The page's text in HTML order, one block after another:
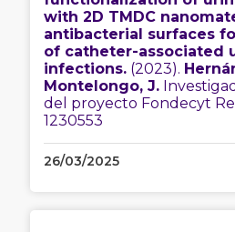
with 2D TMDC
antibacterial surfaces
of catheter-associated
infections. (2023).
Montelongo, J.
del proyecto Fondecyt
1230553
26/03/2025